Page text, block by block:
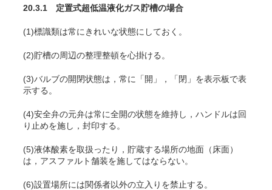
20.3.1 定置式超低温液化ガス貯槽の場合
(1)標識類は常にきれいな状態にしておく。
(2)貯槽の周辺の整理整頓を心掛ける。
(3)バルブの開閉状態は，常に「開」，「閉」を表示板で表
示する。
(4)安全弁の元弁は常に全開の状態を維持し，ハンドルは回
り止めを施し，封印する。
(5)液体酸素を取扱ったり，貯蔵する場所の地面（床面）
は，アスファルト舗装を施してはならない。
(6)設置場所には関係者以外の立入りを禁止する。